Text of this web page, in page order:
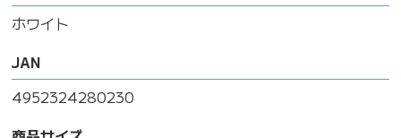
ホワイト
JAN
4952324280230